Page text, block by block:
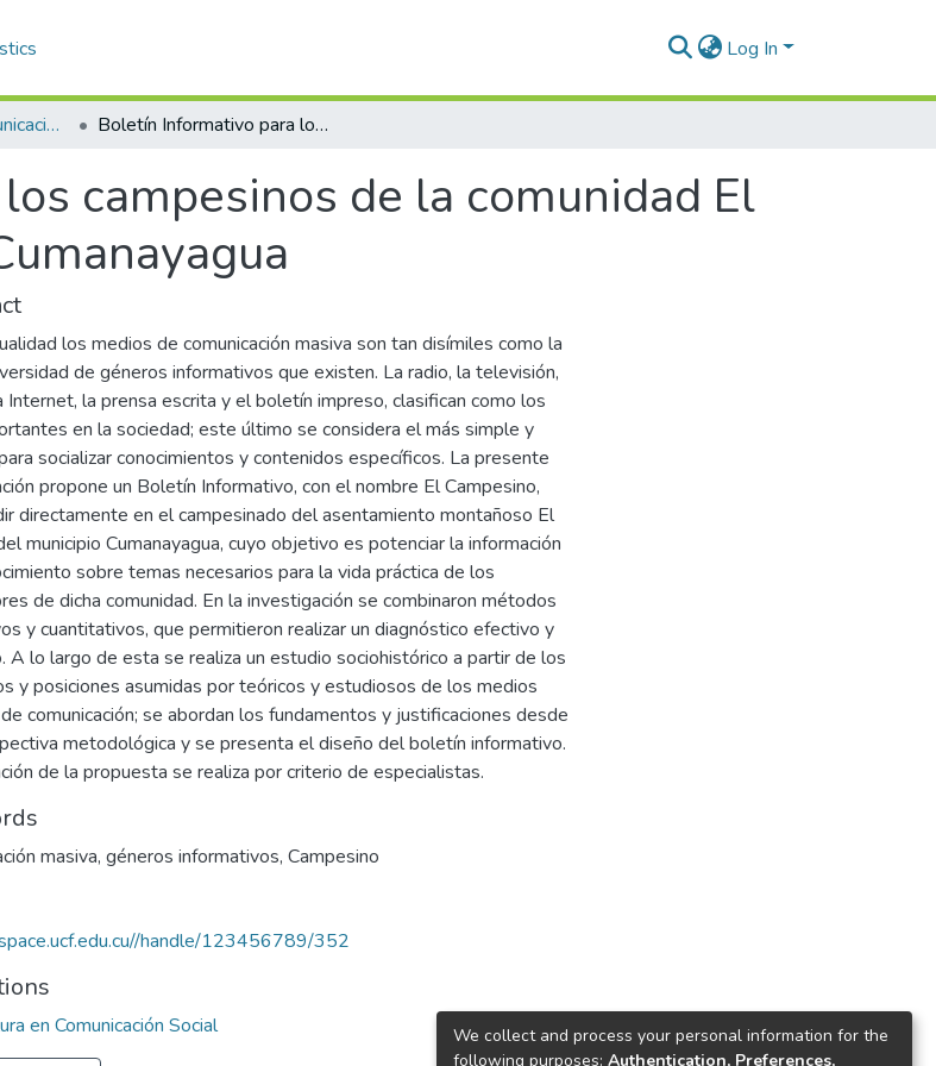
Log In
Licenciatura en Comunicación Social Boletín Informativo para los campesinos de la comunidad El Mamey en el municipio Cumanayagua
campesinos de la comunidad El
los medios de comunicación masiva son tan disímiles como la
de géneros informativos que existen. La radio, la televisión,
Internet, la prensa escrita y el boletín impreso, clasifican como los
en la sociedad; este último se considera el más simple y
socializar conocimientos y contenidos específicos. La presente
propone un Boletín Informativo, con el nombre El Campesino,
directamente en el campesinado del asentamiento montañoso El
municipio Cumanayagua, cuyo objetivo es potenciar la información
sobre temas necesarios para la vida práctica de los
de dicha comunidad. En la investigación se combinaron métodos
y cuantitativos, que permitieron realizar un diagnóstico efectivo y
A lo largo de esta se realiza un estudio sociohistórico a partir de los
y posiciones asumidas por teóricos y estudiosos de los medios
comunicación; se abordan los fundamentos y justificaciones desde
metodológica y se presenta el diseño del boletín informativo.
de la propuesta se realiza por criterio de especialistas.
masiva, géneros informativos, Campesino
handle/123456789/352
en Comunicación Social
We collect and process your personal information for the
following purposes: Authentication, Preferences,